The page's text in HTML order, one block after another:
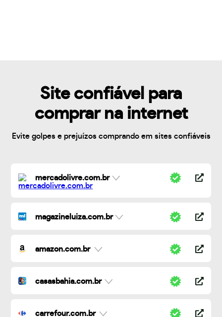
Site confiável para
comprar na internet
Evite golpes e prejuízos comprando em sites confiáveis
mercadolivre.com.br
magazineluiza.com.br
amazon.com.br
casasbahia.com.br
carrefour.com.br